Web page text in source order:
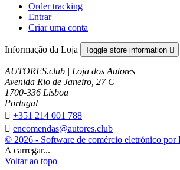
Order tracking
Entrar
Criar uma conta
Informação da Loja Toggle store information 
AUTORES.club | Loja dos Autores
Avenida Rio de Janeiro, 27 C
1700-336 Lisboa
Portugal
 +351 214 001 788
 encomendas@autores.club
© 2026 - Software de comércio eletrónico por
A carregar...
Voltar ao topo